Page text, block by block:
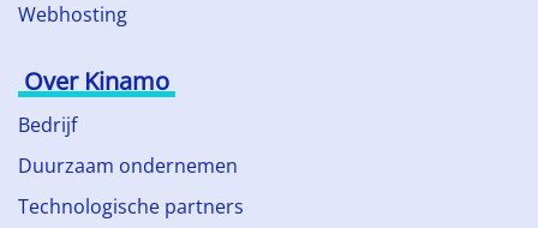
Webhosting
Over Kinamo
Bedrijf
Duurzaam ondernemen
Technologische partners